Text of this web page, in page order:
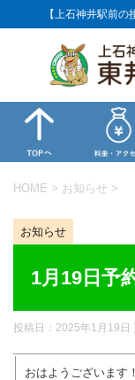
【上石神井駅前
HOME > お知らせ >
お知らせ
1月19日予
投稿日：2025年1月19日
おはようございます！